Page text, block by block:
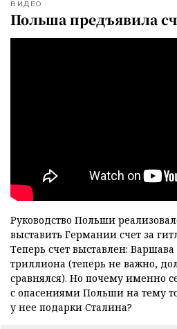
ВИДЕО
Польша предъявила
Руководство Польши
выставить Германии счет за
Теперь счет выставлен:
триллиона (теперь не важно,
сравнялся). Но почему именно
с опасениями Польши на тему
у нее подарки Сталина?